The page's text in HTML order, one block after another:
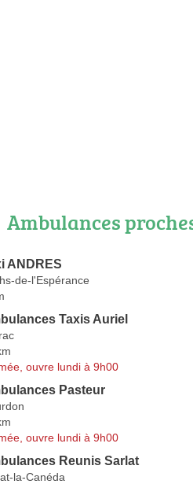
Ambulances
ANDRES
de-l'Espérance
Taxis Auriel
ouvre lundi à 9h00
Pasteur
ouvre lundi à 9h00
Reunis Sarlat
la-Canéda